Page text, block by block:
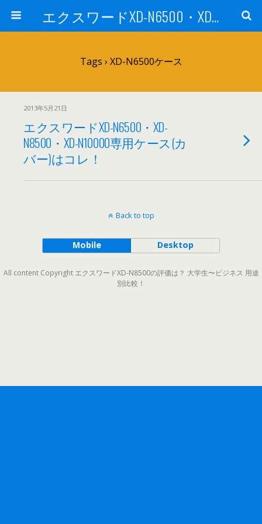
エクスワードXD-N6500・XD-N8500を他機種と比較・評価！ 社会人・大学生に
Tags › XD-N6500ケース
2013年5月21日
エクスワードXD-N6500・XD-
N8500・XD-N10000専用ケース(カ
バー)はコレ！
Back to top
Mobile Desktop
All content Copyright エクスワードXD-N8500の評価は？ 大学生〜ビジネス 用途
別比較！